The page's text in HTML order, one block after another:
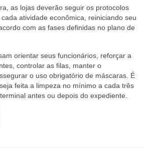
as lojas deverão seguir os protocolos
atividade econômica, reiniciando seu
com as fases definidas no plano de
orientar seus funcionários, reforçar a
controlar as filas, manter o
o uso obrigatório de máscaras. É
feita a limpeza no mínimo a cada três
antes ou depois do expediente.